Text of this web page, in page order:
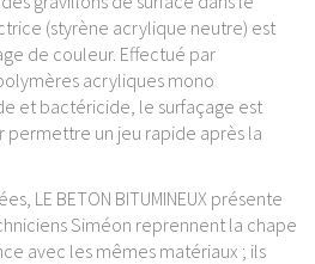
(styrène acrylique neutre) est
de couleur. Effectué par
acryliques mono
et bactéricide, le surfaçage est
un jeu rapide après la
LE BETON BITUMINEUX présente
Siméon reprennent la chape
avec les mêmes matériaux ; ils